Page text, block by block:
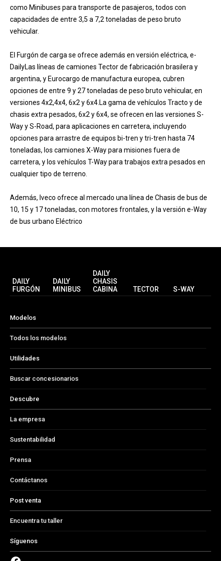
como Minibuses para transporte de pasajeros, todos con
capacidades de entre 3,5 a 7,2 toneladas de peso bruto
vehicular.
El Furgón de carga se ofrece además en versión eléctrica, e-
DailyLas líneas de camiones Tector de fabricación brasilera y
argentina, y Eurocargo de manufactura europea, cubren
opciones de entre 9 y 27 toneladas de peso bruto vehicular, en
versiones 4x2,4x4, 6x2 y 6x4.La gama de vehículos Tracto y de
chasis extra pesados, 6x2 y 6x4, se ofrecen en las versiones S-
Way y S-Road, para aplicaciones en carretera, incluyendo
opciones para arrastre de equipos bi-tren y tri-tren hasta 74
toneladas, los camiones X-Way para misiones fuera de
carretera, y los vehículos T-Way para trabajos extra pesados en
cualquier tipo de terreno.
Además, Iveco ofrece al mercado una línea de Chasis de bus de
10, 15 y 17 toneladas, con motores frontales, y la versión e-Way
de bus urbano Eléctrico
DAILY
FURGÓN
DAILY
MINIBUS
DAILY
CHASIS
CABINA
TECTOR S-WAY
Modelos
Todos los modelos
Utilidades
Buscar concesionarios
Descubre
La empresa
Sustentabilidad
Prensa
Contáctanos
Post venta
Encuentra tu taller
Síguenos